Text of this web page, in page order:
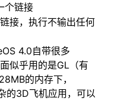
个链接
接，执行不输出任何
4.0自带很多
似乎用的是GL（有
的内存下，
的3D飞机应用，可以